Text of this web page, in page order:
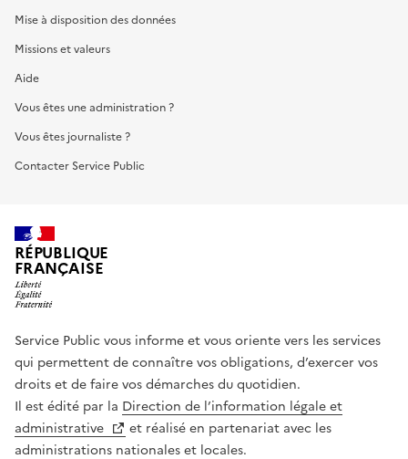
Mise à disposition des données
Missions et valeurs
Aide
Vous êtes une administration ?
Vous êtes journaliste ?
Contacter Service Public
RÉPUBLIQUE
FRANÇAISE
Service Public vous informe et vous oriente vers les services
qui permettent de connaître vos obligations, d’exercer vos
droits et de faire vos démarches du quotidien.
Il est édité par la Direction de l’information légale et
administrative
et réalisé en partenariat avec les
administrations nationales et locales.